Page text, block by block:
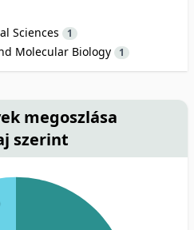
Sciences 1
Molecular Biology 1
megoszlása
szerint